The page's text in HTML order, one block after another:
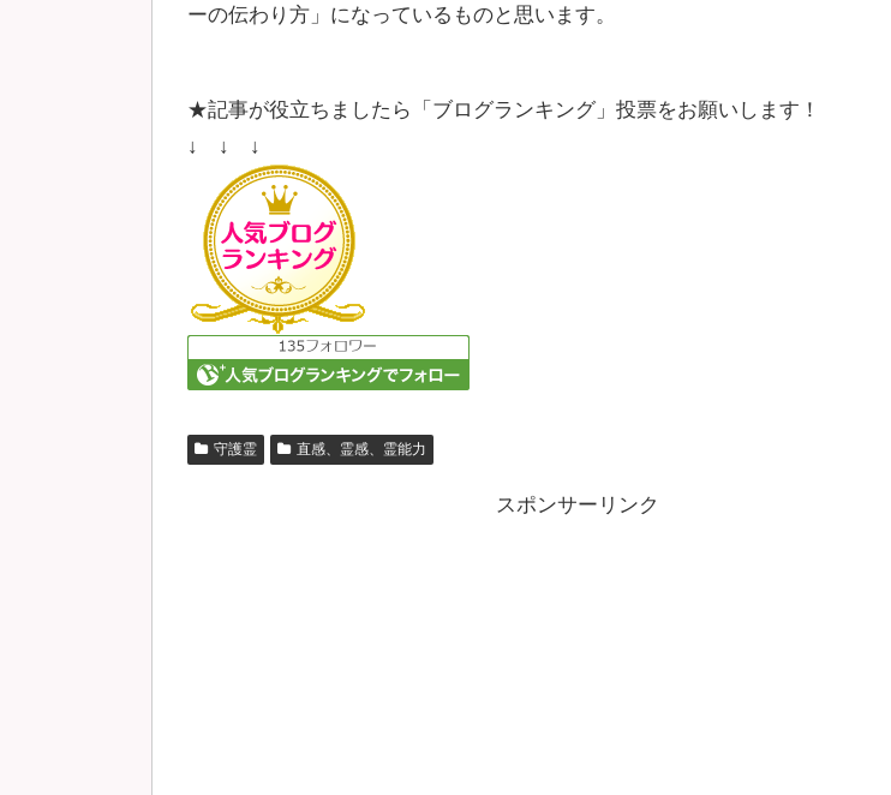
ーの伝わり方」になっているものと思います。
★記事が役立ちましたら「ブログランキング」投票をお願いします！
↓ ↓ ↓
守護霊 直感、霊感、霊能力
スポンサーリンク